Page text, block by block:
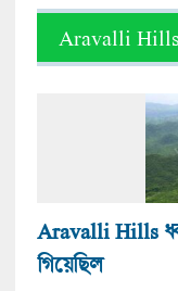
Aravalli Hills
Aravalli Hills
গিয়েছিল